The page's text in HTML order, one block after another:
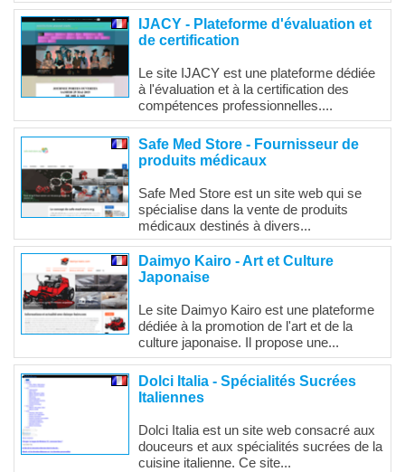
IJACY - Plateforme d'évaluation et
de certification
Le site IJACY est une plateforme dédiée
à l'évaluation et à la certification des
compétences professionnelles....
Safe Med Store - Fournisseur de
produits médicaux
Safe Med Store est un site web qui se
spécialise dans la vente de produits
médicaux destinés à divers...
Daimyo Kairo - Art et Culture
Japonaise
Le site Daimyo Kairo est une plateforme
dédiée à la promotion de l'art et de la
culture japonaise. Il propose une...
Dolci Italia - Spécialités Sucrées
Italiennes
Dolci Italia est un site web consacré aux
douceurs et aux spécialités sucrées de la
cuisine italienne. Ce site...